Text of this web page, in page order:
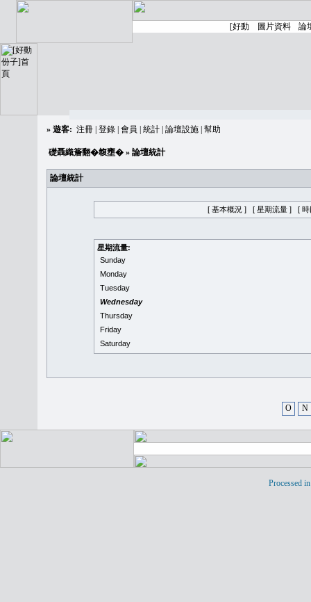
» 遊客: 注冊 登錄 會員 統計 論壇設施 幫助
礎聶織簷翻�䪖壅� » 論壇統計
論壇統計
[ 基本概況 ] [ 星期流量 ] [ 時
星期流量:
Sunday
Monday
Tuesday
Wednesday
Thursday
Friday
Saturday
O N
Processed